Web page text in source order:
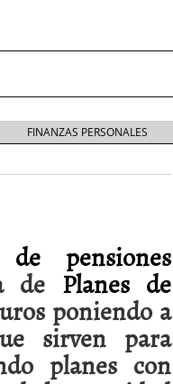
Promotor privado
gestionar tus
FINANZAS PERSONALES
pensiones
de Planes de
poniendo a
sirven para
planes con